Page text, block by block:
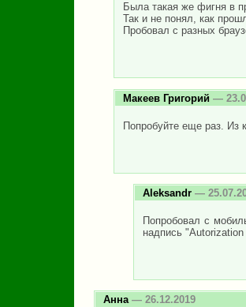
Была такая же фигня в
Так и не понял, как
Пробовал с разных
Макеев Григорий —
Попробуйте еще раз. Из
Aleksandr —
Попробовал с
надпись
Анна— 26.12.2019